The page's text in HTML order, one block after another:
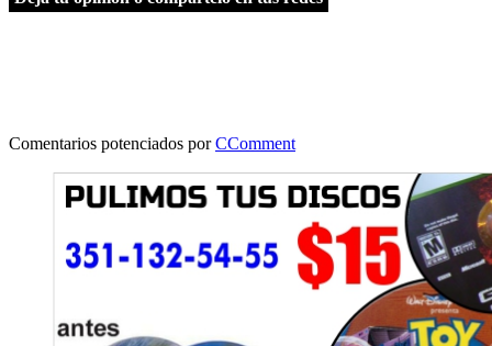
Comentarios potenciados porCComment